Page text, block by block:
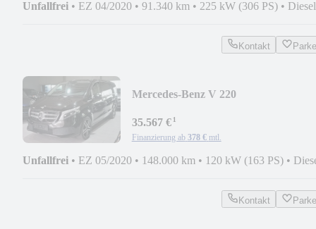
Unfallfrei • EZ 04/2020 • 91.340 km • 225 kW (306 PS) • Diesel
Kontakt
Mercedes-Benz V 220
TÜREN*
35.567 €¹
Finanzierung ab 378 € mtl.
Unfallfrei • EZ 05/2020 • 148.000 km • 120 kW (163 PS) •
Kontakt